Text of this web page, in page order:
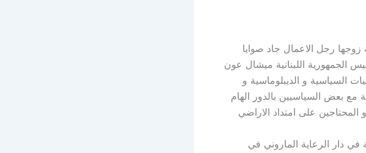
زوجها رجل الاعمال جاد صوايا
الجمهورية اللبنانية ميشال عون
السياسية و الديبلوماسية و
مع بعض السياسيين بالدور الهام
المحتاجين على امتداد الاراضي
دار الرعاية الماروني في